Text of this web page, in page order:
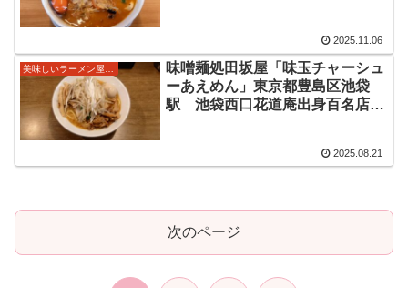
2025.11.06
味噌麺処田坂屋「味玉チャーシュ
ーあえめん」東京都豊島区池袋
駅 池袋西口花道庵出身百名店に
2025.08.21
次のページ